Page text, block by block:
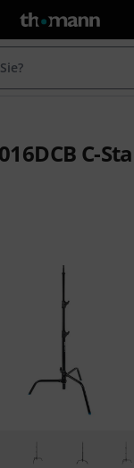
C-
5 Sternen aus 3